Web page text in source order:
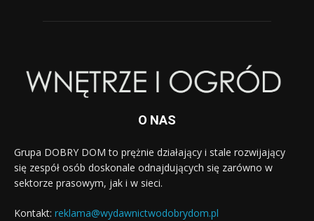
O NAS
Grupa DOBRY DOM to prężnie działający i stale rozwijający
się zespół osób doskonale odnajdujących się zarówno w
sektorze prasowym, jak i w sieci.
Kontakt: reklama@wydawnictwodobrydom.pl